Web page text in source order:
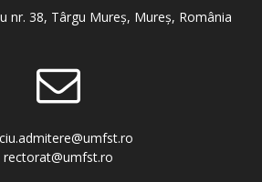
nr. 38, Târgu Mureș, Mureș, România
rectorat@umfst.ro